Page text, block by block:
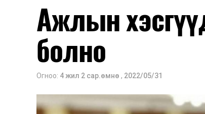
Ажлын
болно
Огноо: 4 жил 2 сар.өмнө , 2022/05/31